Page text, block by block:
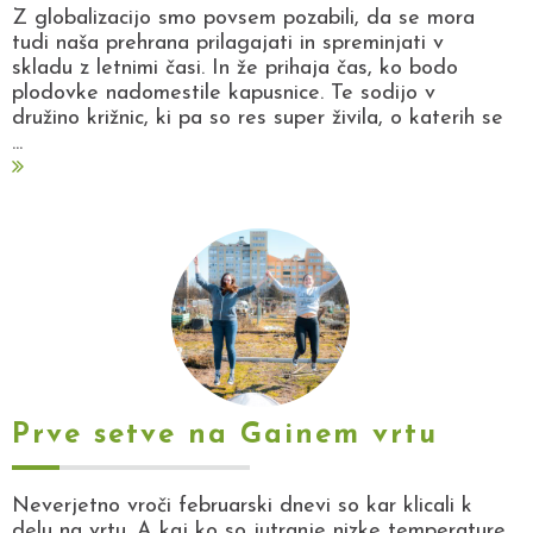
Z globalizacijo smo povsem pozabili, da se mora
tudi naša prehrana prilagajati in spreminjati v
skladu z letnimi časi. In že prihaja čas, ko bodo
plodovke nadomestile kapusnice. Te sodijo v
družino križnic, ki pa so res super živila, o katerih se
...
Prve setve na Gainem vrtu
Neverjetno vroči februarski dnevi so kar klicali k